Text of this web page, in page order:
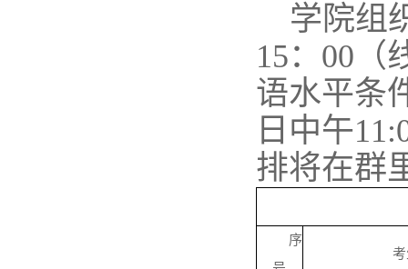
学院组
15：00（
语水平条
日中午11
排将在群
序